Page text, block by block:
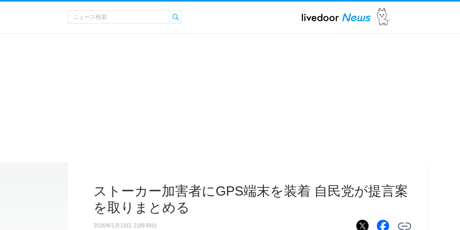
ストーカー加害者にGPS端末を装着 自民党が提言案
を取りまとめる
2026年5月19日 21時48分